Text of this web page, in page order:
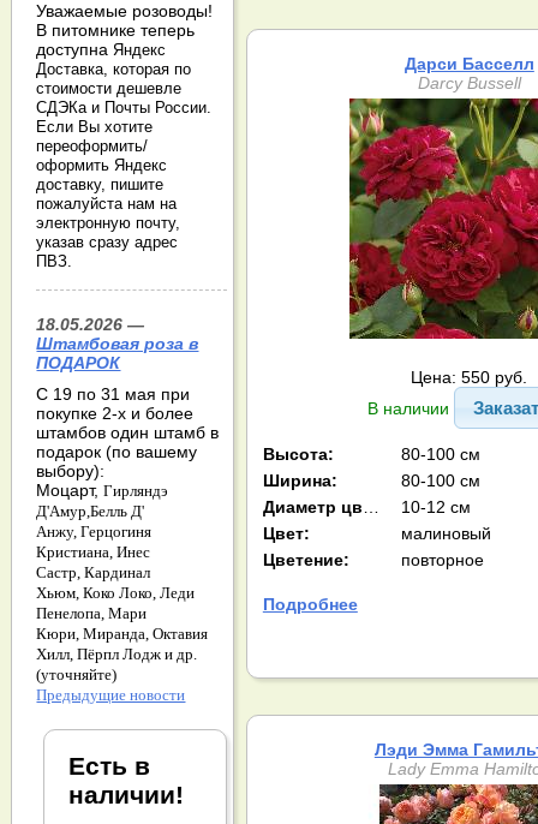
Дарси Басселл
Darcy Bussell
Цена: 550 руб.
В наличии
Высота:
80-100 см
Ширина:
80-100 см
10-12 см
Цвет:
малиновый
Цветение:
повторное
Подробнее
Лэди Эмма
Lady Emma
Уважаемые розоводы!
В питомнике теперь
доступнаЯндекс
Доставка, которая по
стоимости дешевле
СДЭКа и Почты России.
Если Вы хотите
переоформить/
оформить Яндекс
доставку, пишите
пожалуйста нам на
электронную почту,
указав сразу адрес
ПВЗ.
18.05.2026 —
Штамбовая роза в
ПОДАРОК
С 19 по 31 мая при
покупке 2-х и более
штамбов один штамб в
подарок (по вашему
выбору):
Моцарт,Гирляндэ
Д'Амур,Белль Д'
Анжу,Герцогиня
Кристиана,Инес
Састр,Кардинал
Хьюм,Коко Локо,Леди
Пенелопа,Мари
Кюри,Миранда,Октавия
Хилл,Пёрпл Лодж и др.
(уточняйте)
Предыдущие новости
Есть в
наличии!